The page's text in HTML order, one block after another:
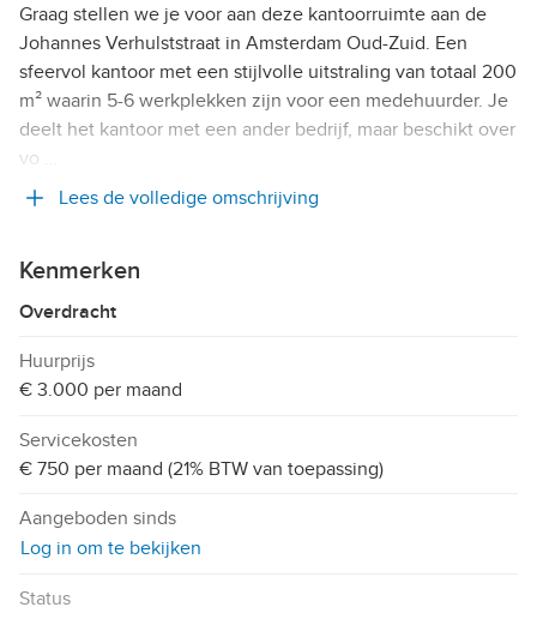
Graag stellen we je voor aan deze kantoorruimte aan de
Johannes Verhulststraat in Amsterdam Oud-Zuid. Een
sfeervol kantoor met een stijlvolle uitstraling van totaal 200
m² waarin 5-6 werkplekken zijn voor een medehuurder. Je
deelt het kantoor met een ander bedrijf, maar beschikt over
vo …
Lees de volledige omschrijving
Kenmerken
Overdracht
Huurprijs
€ 3.000 per maand
Servicekosten
€ 750 per maand (21% BTW van toepassing)
Aangeboden sinds
Log in om te bekijken
Status